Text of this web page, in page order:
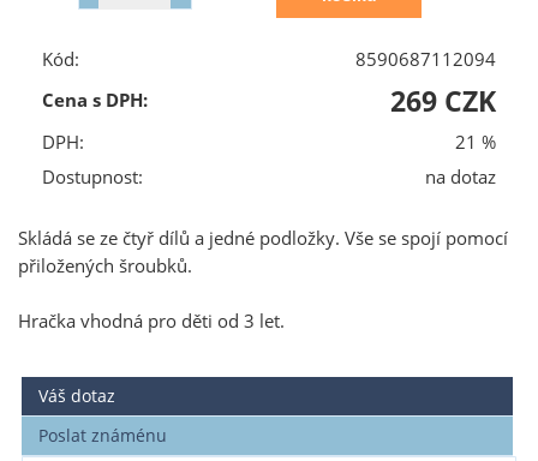
Kód:
8590687112094
Cena s DPH:
269 CZK
DPH:
21 %
Dostupnost:
na dotaz
Skládá se ze čtyř dílů a jedné podložky. Vše se spojí pomocí
přiložených šroubků.
Hračka vhodná pro děti od 3 let.
Váš dotaz
Poslat známénu